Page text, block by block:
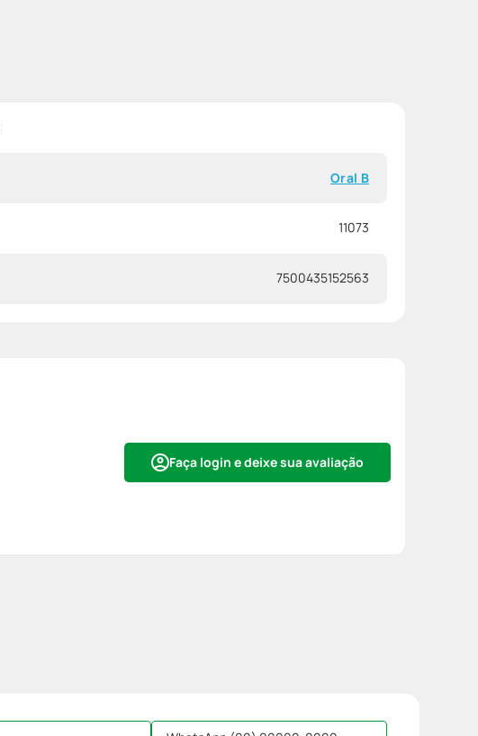
Oral B
11073
7500435152563
Faça login e deixe sua avaliação